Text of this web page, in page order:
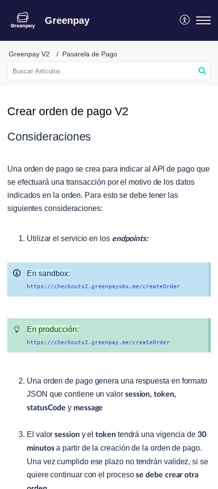
Greenpay
Greenpay V2 Pasarela de Pago
Crear orden de pago V2
Consideraciones
Una orden de pago se crea para indicar al API de pago que
se efectuará una transacción por el motivo de los datos
indicados en la orden. Para esto se debe tener las
siguientes consideraciones:
Utilizar el servicio en losendpoints:
En sandbox:
https://checkoutv2.greenpaysbx.me/createOrder
En producción:
https://checkoutv2.greenpay.me/createOrder
Una orden de pago genera una respuesta en formato
JSON que contiene un valor session, token,
statusCode y message
El valorsessiony eltokentendrá una vigencia de 30
minutosa partir de la creación de la orden de pago.
Una vez cumplido ese plazo no tendrán validez, si se
quiere continuar con el procesose debe crear otra